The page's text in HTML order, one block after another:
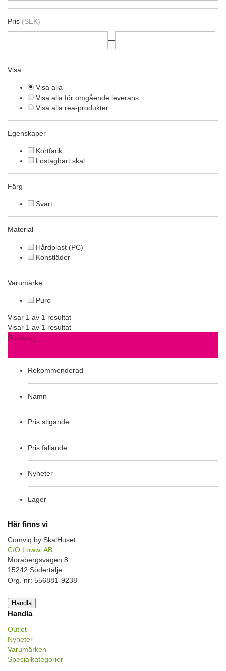
Pris (SEK)
—
Visa
Visa alla
Visa alla för omgående leverans
Visa alla rea-produkter
Egenskaper
Kortfack
Löstagbart skal
Färg
Svart
Material
Hårdplast (PC)
Konstläder
Varumärke
Puro
Visar 1 av 1 resultat
Visar 1 av 1 resultat
Sortering
Rekommenderad
Namn
Pris stigande
Pris fallande
Nyheter
Lager
Här finns vi
Comviq by SkalHuset
C/O Lowwi AB
Morabergsvägen 8
15242 Södertälje
Org. nr: 556881-9238
Handla
Handla
Outlet
Nyheter
Varumärken
Specialkategorier